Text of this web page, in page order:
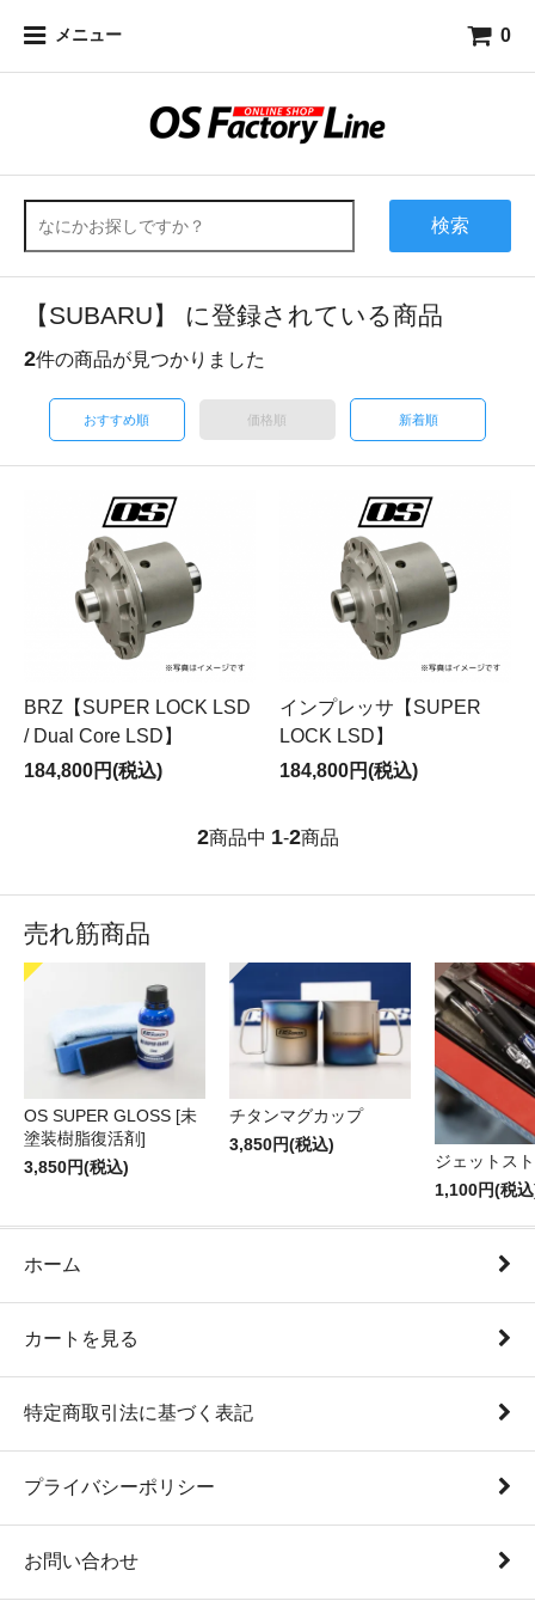
メニュー 0
検索
【SUBARU】 に登録されている商品
2件の商品が見つかりました
おすすめ順 価格順 新着順
BRZ【SUPER LOCK LSD
/ Dual Core LSD】
184,800円(税込)
インプレッサ【SUPER
LOCK LSD】
184,800円(税込)
2商品中 1-2商品
売れ筋商品
OS SUPER GLOSS [未
塗装樹脂復活剤]
3,850円(税込)
チタンマグカップ
3,850円(税込)
ジェットス
1,100円(税
ホーム
カートを見る
特定商取引法に基づく表記
プライバシーポリシー
お問い合わせ